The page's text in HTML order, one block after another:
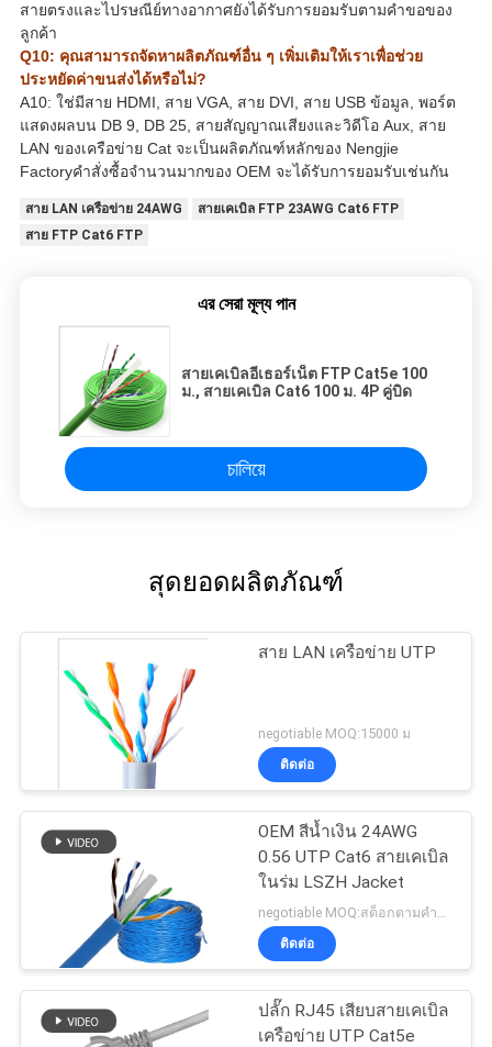
สายตรงและไปรษณีย์ทางอากาศยังได้รับการยอมรับตามคำขอของ
ลูกค้า
Q10: คุณสามารถจัดหาผลิตภัณฑ์อื่น ๆ เพิ่มเติมให้เราเพื่อช่วย
ประหยัดค่าขนส่งได้หรือไม่?
A10: ใช่มีสาย HDMI, สาย VGA, สาย DVI, สาย USB ข้อมูล, พอร์ต
แสดงผลบน DB 9, DB 25, สายสัญญาณเสียงและวิดีโอ Aux, สาย
LAN ของเครือข่าย Cat จะเป็นผลิตภัณฑ์หลักของ Nengjie
Factoryคำสั่งซื้อจำนวนมากของ OEM จะได้รับการยอมรับเช่นกัน
สาย LAN เครือข่าย 24AWG
สายเคเบิล FTP 23AWG Cat6 FTP
สาย FTP Cat6 FTP
এর সেরা মূল্য পান
สายเคเบิลอีเธอร์เน็ต FTP Cat5e 100
ม., สายเคเบิล Cat6 100 ม. 4P คู่บิด
চালিয়ে
สุดยอดผลิตภัณฑ์
สาย LAN เครือข่าย UTP
negotiable MOQ:15000 ม
ติดต่อ
OEM สีน้ำเงิน 24AWG
0.56 UTP Cat6 สายเคเบิล
ในร่ม LSZH Jacket
ติดต่อ
ปลั๊ก RJ45 เสียบสายเคเบิล
เครือข่าย UTP Cat5e